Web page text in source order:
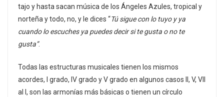
tajo y hasta sacan música de los Ángeles Azules, tropical y
norteña y todo, no, y le dices “Tú sigue con lo tuyo y ya
cuando lo escuches ya puedes decir si te gusta o no te
gusta”.
Todas las estructuras musicales tienen los mismos
acordes, I grado, IV grado y V grado en algunos casos II, V, VII
al I, son las armonías más básicas o tienen un círculo